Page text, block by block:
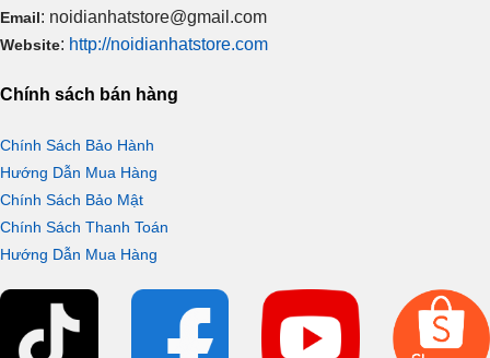
Kiểm soát nhiệt độ đáy nồi
độ của bếp. Nếu nhiệt độ của bếp quá cao hoặc trên bề
an toàn.
Email: noidianhatstore@gmail.com
Website: http://noidianhatstore.com
Chính sách bán hàng
Chính Sách Bảo Hành
Hướng Dẫn Mua Hàng
Chính Sách Bảo Mật
Chính Sách Thanh Toán
Hướng Dẫn Mua Hàng